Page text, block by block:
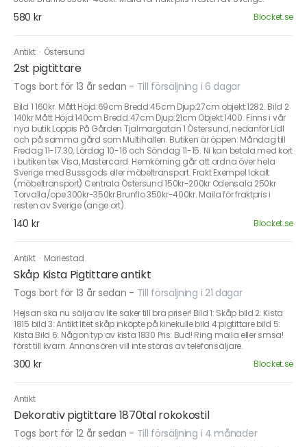
580 kr Blocket.se
Antikt · Östersund
2st pigtittare
Togs bort för 13 år sedan - Till försäljning i 6 dagar
Bild 1 160kr. Mått Höjd:69cm Bredd:45cm Djup:27cm objekt:1282. Bild 2
140kr Mått Höjd:140cm Bredd:47cm Djup:21cm Objekt:1400. Finns i vår
nya butik Loppis På Gården Tjalmargatan 1 Östersund, nedanför Lidl
och på samma gård som Multihallen. Butiken är öppen: Måndag till
Fredag 11-17.30, Lördag 10-16 och Söndag 11-15. Ni kan betala med kort
i butiken tex Visa, Mastercard. Hemkörning går att ordna över hela
Sverige med Bussgods eller möbeltransport. Frakt Exempel lokalt
(möbeltransport) Centrala Östersund 150kr-200kr Odensala 250kr
Torvalla/ope 300kr-350kr Brunflo 350kr-400kr. Maila för fraktpris i
resten av Sverige (ange ort).
140 kr Blocket.se
Antikt · Mariestad
Skåp Kista Pigtittare antikt
Togs bort för 13 år sedan - Till försäljning i 21 dagar
Hejsan ska nu sälja av lite saker till bra priser! Bild 1: Skåp bild 2: Kista
1815 bild 3: Antikt litet skåp inköpte på kinekulle bild 4:pigtittare bild 5:
Kista Bild 6: Någon typ av kista 1830 Pris: Bud! Ring maila eller smsa!
först till kvarn. Annonsören vill inte störas av telefonsäljare.
300 kr Blocket.se
Antikt
Dekorativ pigtittare 1870tal rokokostil
Togs bort för 12 år sedan - Till försäljning i 4 månader